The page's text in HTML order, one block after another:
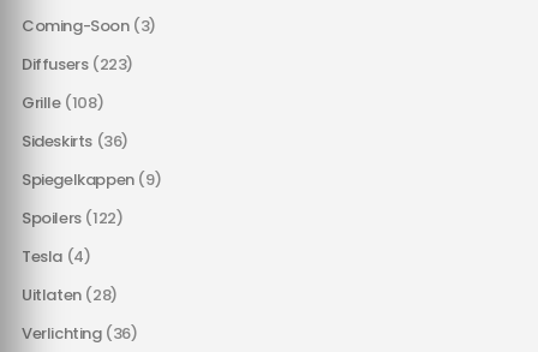
Coming-Soon (3)
Diffusers (223)
Grille (108)
Sideskirts (36)
Spiegelkappen (9)
Spoilers (122)
Tesla (4)
Uitlaten (28)
Verlichting (36)